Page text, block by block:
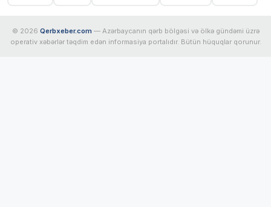
© 2026 Qerbxeber.com — Azərbaycanın qərb bölgəsi və ölkə gündəmi üzrə
operativ xəbərlər təqdim edən informasiya portalıdır. Bütün hüquqlar qorunur.